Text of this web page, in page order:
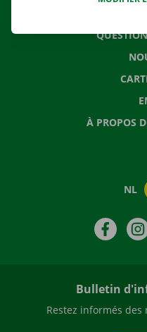
À PROPOS
NL
Bulletin
Restez informés